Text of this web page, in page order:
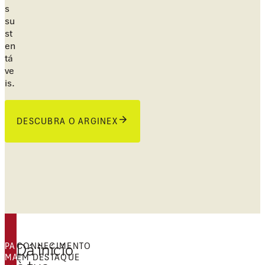
s
su
st
en
tá
ve
is.
DESCUBRA O ARGINEX
PARCERIAS EM
MATÉRIA DE
CONHECIMENTO
EM DESTAQUE
Dá início